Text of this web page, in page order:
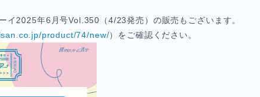
イ2025年6月号Vol.350（4/23発売）の販売もございます。
product/74/new/）をご確認ください。